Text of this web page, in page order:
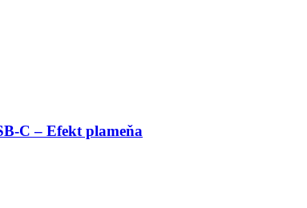
C – Efekt plameňa